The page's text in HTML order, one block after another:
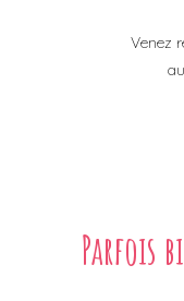
Venez
Parfois